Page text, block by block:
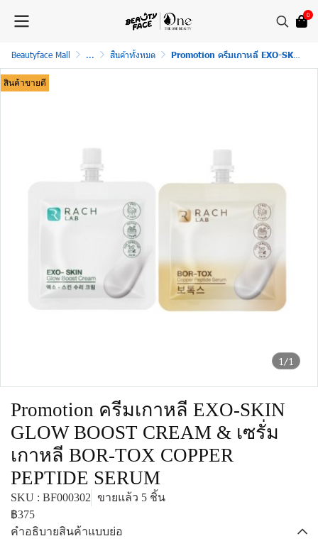
0
Beautyface Mall ... สินค้าทั้งหมด Promotion ครีมเกาหลี EXO-SKIN GLOW BOOST CREAM & เซรั่มเกาหลี BOR-TOX COPPER PEPTIDE SERUM
1/1
สินค้าขายดี
Promotion ครีมเกาหลี EXO-SKIN
GLOW BOOST CREAM & เซรั่ม
เกาหลี BOR-TOX COPPER
PEPTIDE SERUM
SKU : BF000302 ขายแล้ว 5 ชิ้น
฿375
คำอธิบายสินค้าแบบย่อ